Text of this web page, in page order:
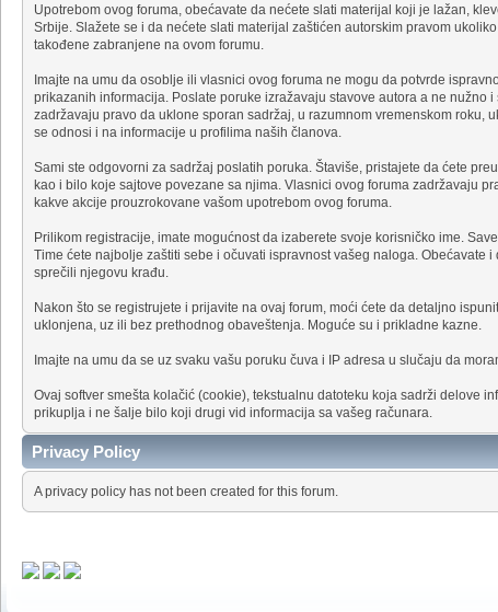
Upotrebom ovog foruma, obećavate da nećete slati materijal koji je lažan,
Srbije. Slažete se i da nećete slati materijal zaštićen autorskim pravom
takođene zabranjene na ovom forumu.
Imajte na umu da osoblje ili vlasnici ovog foruma ne mogu da potvrde
prikazanih informacija. Poslate poruke izražavaju stavove autora a ne
zadržavaju pravo da uklone sporan sadržaj, u razumnom vremenskom
se odnosi i na informacije u profilima naših članova.
Sami ste odgovorni za sadržaj poslatih poruka. Štaviše, pristajete da ćete
kao i bilo koje sajtove povezane sa njima. Vlasnici ovog foruma zadržavaju
kakve akcije prouzrokovane vašom upotrebom ovog foruma.
Prilikom registracije, imate mogućnost da izaberete svoje korisničko ime.
Time ćete najbolje zaštiti sebe i očuvati ispravnost vašeg naloga.
sprečili njegovu krađu.
Nakon što se registrujete i prijavite na ovaj forum, moći ćete da detaljno
uklonjena, uz ili bez prethodnog obaveštenja. Moguće su i prikladne kazne.
Imajte na umu da se uz svaku vašu poruku čuva i IP adresa u slučaju da
Ovaj softver smešta kolačić (cookie), tekstualnu datoteku koja sadrži delove
prikuplja i ne šalje bilo koji drugi vid informacija sa vašeg računara.
Privacy Policy
A privacy policy has not been created for this forum.